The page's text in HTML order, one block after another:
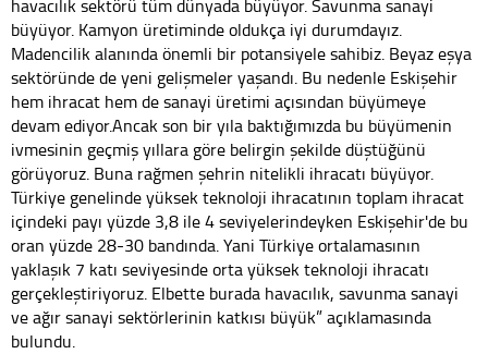
havacılık sektörü tüm dünyada büyüyor. Savunma sanayi
büyüyor. Kamyon üretiminde oldukça iyi durumdayız.
Madencilik alanında önemli bir potansiyele sahibiz. Beyaz eşya
sektöründe de yeni gelişmeler yaşandı. Bu nedenle Eskişehir
hem ihracat hem de sanayi üretimi açısından büyümeye
devam ediyor.Ancak son bir yıla baktığımızda bu büyümenin
ivmesinin geçmiş yıllara göre belirgin şekilde düştüğünü
görüyoruz. Buna rağmen şehrin nitelikli ihracatı büyüyor.
Türkiye genelinde yüksek teknoloji ihracatının toplam ihracat
içindeki payı yüzde 3,8 ile 4 seviyelerindeyken Eskişehir'de bu
oran yüzde 28-30 bandında. Yani Türkiye ortalamasının
yaklaşık 7 katı seviyesinde orta yüksek teknoloji ihracatı
gerçekleştiriyoruz. Elbette burada havacılık, savunma sanayi
ve ağır sanayi sektörlerinin katkısı büyük” açıklamasında
bulundu.